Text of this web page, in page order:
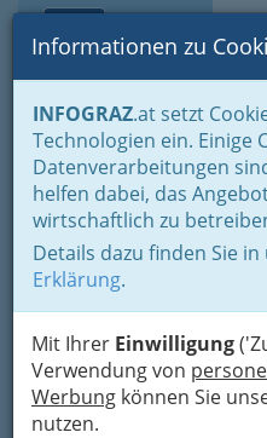
Informationen zu
INFOGRAZ.at setzt
Technologien ein. Einige
Datenverarbeitungen
helfen dabei, das
wirtschaftlich zu
Details dazu finden Sie
Erklärung.
Mit Ihrer Einwilligung
Verwendung von
Werbung können Sie
nutzen.
Home Fotos
‚FREUD
Erwin
Previous